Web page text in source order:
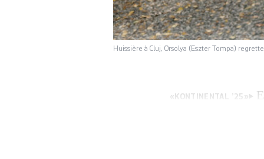
Huissière à Cluj, Orsolya (Eszter Tompa)
«KONTINENTAL ’25»